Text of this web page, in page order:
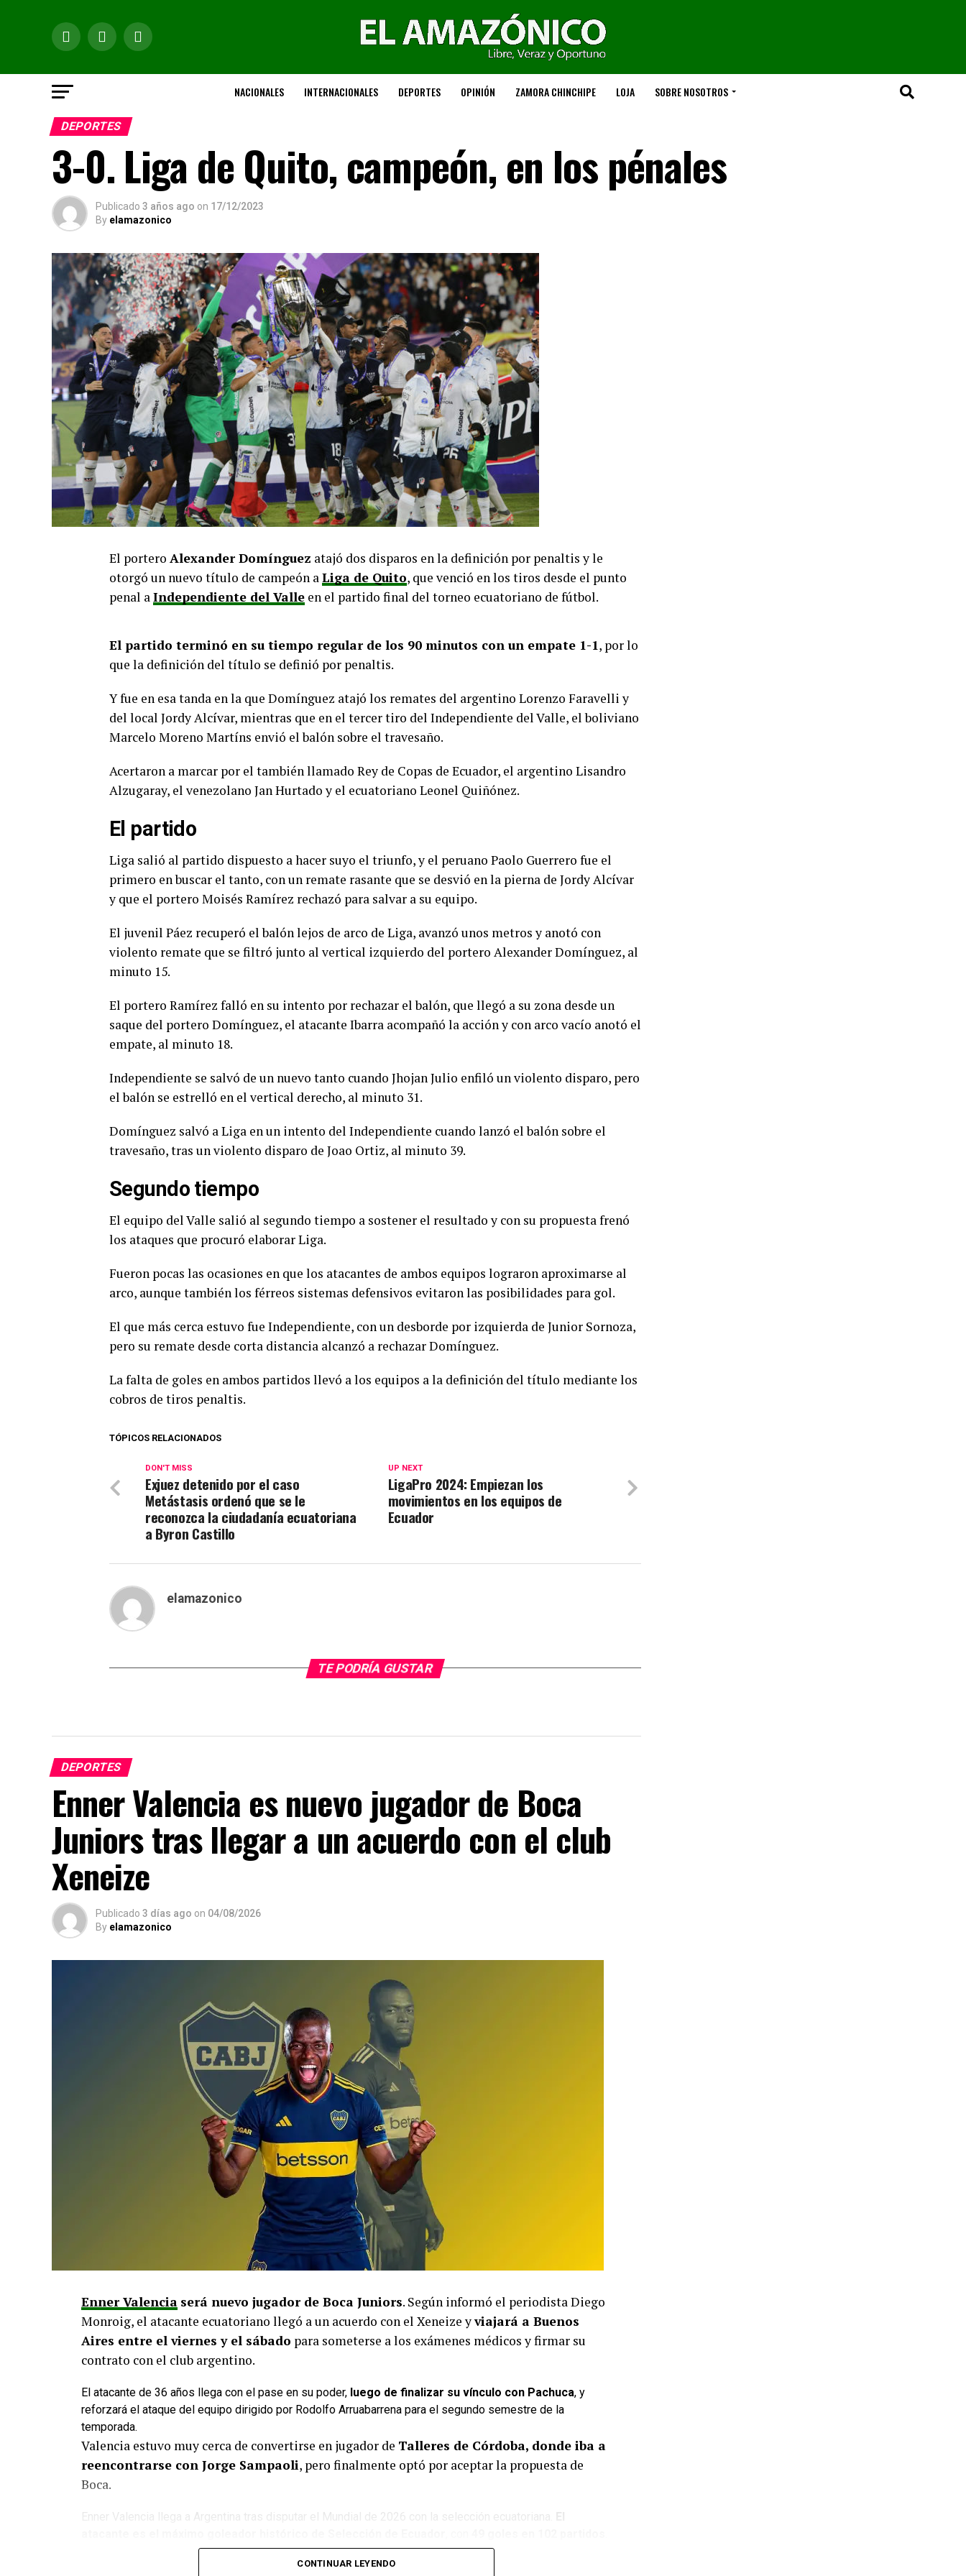
NACIONALES INTERNACIONALES DEPORTES OPINIÓN ZAMORA CHINCHIPE LOJA SOBRE NOSOTROS
DEPORTES
3-0. Liga de Quito, campeón, en los pénales
Publicado 3 años ago on 17/12/2023
By elamazonico
El portero Alexander Domínguez atajó dos disparos en la definición por penaltis y le
otorgó un nuevo título de campeón a Liga de Quito, que venció en los tiros desde el punto
penal a Independiente del Valle en el partido final del torneo ecuatoriano de fútbol.
El partido terminó en su tiempo regular de los 90 minutos con un empate 1-1, por lo
que la definición del título se definió por penaltis.
Y fue en esa tanda en la que Domínguez atajó los remates del argentino Lorenzo Faravelli y
del local Jordy Alcívar, mientras que en el tercer tiro del Independiente del Valle, el boliviano
Marcelo Moreno Martíns envió el balón sobre el travesaño.
Acertaron a marcar por el también llamado Rey de Copas de Ecuador, el argentino Lisandro
Alzugaray, el venezolano Jan Hurtado y el ecuatoriano Leonel Quiñónez.
El partido
Liga salió al partido dispuesto a hacer suyo el triunfo, y el peruano Paolo Guerrero fue el
primero en buscar el tanto, con un remate rasante que se desvió en la pierna de Jordy Alcívar
y que el portero Moisés Ramírez rechazó para salvar a su equipo.
El juvenil Páez recuperó el balón lejos de arco de Liga, avanzó unos metros y anotó con
violento remate que se filtró junto al vertical izquierdo del portero Alexander Domínguez, al
minuto 15.
El portero Ramírez falló en su intento por rechazar el balón, que llegó a su zona desde un
saque del portero Domínguez, el atacante Ibarra acompañó la acción y con arco vacío anotó el
empate, al minuto 18.
Independiente se salvó de un nuevo tanto cuando Jhojan Julio enfiló un violento disparo, pero
el balón se estrelló en el vertical derecho, al minuto 31.
Domínguez salvó a Liga en un intento del Independiente cuando lanzó el balón sobre el
travesaño, tras un violento disparo de Joao Ortiz, al minuto 39.
Segundo tiempo
El equipo del Valle salió al segundo tiempo a sostener el resultado y con su propuesta frenó
los ataques que procuró elaborar Liga.
Fueron pocas las ocasiones en que los atacantes de ambos equipos lograron aproximarse al
arco, aunque también los férreos sistemas defensivos evitaron las posibilidades para gol.
El que más cerca estuvo fue Independiente, con un desborde por izquierda de Junior Sornoza,
pero su remate desde corta distancia alcanzó a rechazar Domínguez.
La falta de goles en ambos partidos llevó a los equipos a la definición del título mediante los
cobros de tiros penaltis.
TÓPICOS RELACIONADOS
UP NEXT
LigaPro 2024: Empiezan los
movimientos en los equipos de
Ecuador
DON'T MISS
Exjuez detenido por el caso
Metástasis ordenó que se le
reconozca la ciudadanía ecuatoriana
a Byron Castillo
elamazonico
TE PODRÍA GUSTAR
DEPORTES
Enner Valencia es nuevo jugador de Boca
Juniors tras llegar a un acuerdo con el club
Xeneize
Publicado 3 días ago on 04/08/2026
By elamazonico
Enner Valencia será nuevo jugador de Boca Juniors. Según informó el periodista Diego
Monroig, el atacante ecuatoriano llegó a un acuerdo con el Xeneize yviajará a Buenos
Aires entre el viernes y el sábado para someterse a los exámenes médicos y firmar su
contrato con el club argentino.
El atacante de 36 años llega con el pase en su poder, luego de finalizar su vínculo con Pachuca, y
reforzará el ataque del equipo dirigido por Rodolfo Arruabarrena para el segundo semestre de la
temporada.
Valencia estuvo muy cerca de convertirse en jugador de Talleres de Córdoba, donde iba a
reencontrarse con Jorge Sampaoli, pero finalmente optó por aceptar la propuesta de
Boca.
Además, cuenta con una destacada trayectoria internacional tras defender las camisetas
Emelec, West Ham United, Everton, Tigres UANL, Fenerbahçe, Internacional y
CONTINUAR LEYENDO